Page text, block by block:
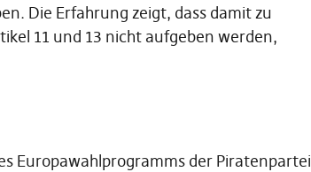
Die Erfahrung zeigt, dass damit zu
11 und 13 nicht aufgeben werden,
Europawahlprogramms der Piratenpartei